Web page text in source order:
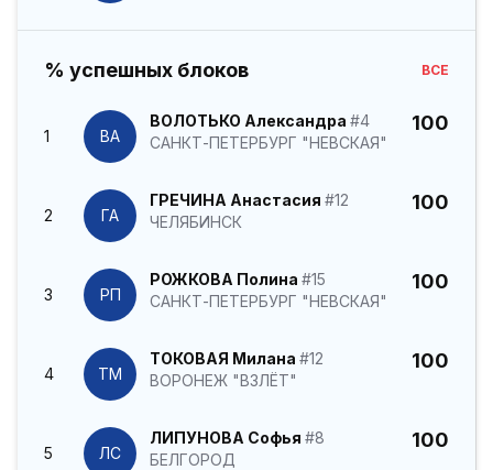
% успешных блоков ВСЕ
1 ВА
ВОЛОТЬКО Александра #4
САНКТ-ПЕТЕРБУРГ "НЕВСКАЯ"
100
2 ГА
ГРЕЧИНА Анастасия #12
ЧЕЛЯБИНСК
100
3 РП
РОЖКОВА Полина #15
САНКТ-ПЕТЕРБУРГ "НЕВСКАЯ"
100
4 ТМ
ТОКОВАЯ Милана #12
ВОРОНЕЖ "ВЗЛЁТ"
100
5 ЛС
ЛИПУНОВА Софья #8
БЕЛГОРОД
100